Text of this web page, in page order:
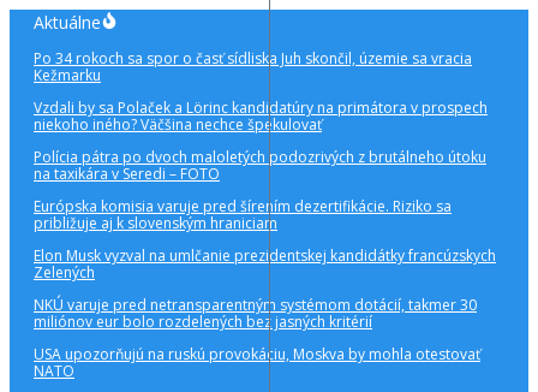
Preskočiť
obsah
Aktuálne
Po 34 rokoch sa spor o časť sídliska Juh skončil, územie sa vracia
Kežmarku
Vzdali by sa Polaček a Lörinc kandidatúry na primátora v prospech
niekoho iného? Väčšina nechce špekulovať
Polícia pátra po dvoch maloletých podozrivých z brutálneho útoku
na taxikára v Seredi – FOTO
Európska komisia varuje pred šírením dezertifikácie. Riziko sa
približuje aj k slovenským hraniciam
Elon Musk vyzval na umlčanie prezidentskej kandidátky francúzskych
Zelených
NKÚ varuje pred netransparentným systémom dotácií, takmer 30
miliónov eur bolo rozdelených bez jasných kritérií
USA upozorňujú na ruskú provokáciu, Moskva by mohla otestovať
NATO